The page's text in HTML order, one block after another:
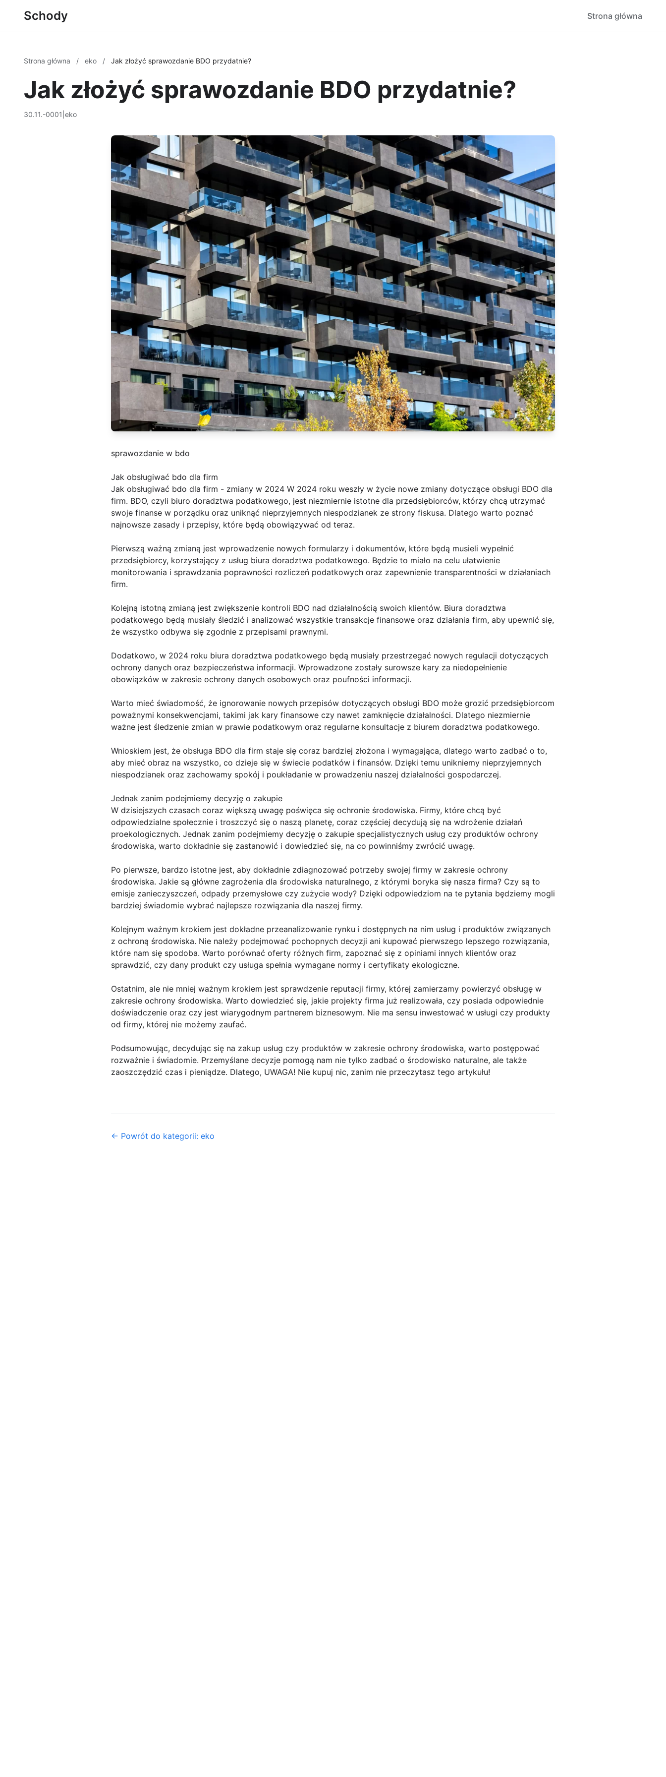
Schody Strona główna
Strona główna / eko / Jak złożyć sprawozdanie BDO przydatnie?
Jak złożyć sprawozdanie BDO przydatnie?
30.11.-0001 eko
sprawozdanie w bdo
Jak obsługiwać bdo dla firm
Jak obsługiwać bdo dla firm - zmiany w 2024 W 2024 roku weszły w życie nowe zmiany dotyczące obsługi BDO dla
firm. BDO, czyli biuro doradztwa podatkowego, jest niezmiernie istotne dla przedsiębiorców, którzy chcą utrzymać
swoje finanse w porządku oraz uniknąć nieprzyjemnych niespodzianek ze strony fiskusa. Dlatego warto poznać
najnowsze zasady i przepisy, które będą obowiązywać od teraz.
Pierwszą ważną zmianą jest wprowadzenie nowych formularzy i dokumentów, które będą musieli wypełnić
przedsiębiorcy, korzystający z usług biura doradztwa podatkowego. Będzie to miało na celu ułatwienie
monitorowania i sprawdzania poprawności rozliczeń podatkowych oraz zapewnienie transparentności w działaniach
firm.
Kolejną istotną zmianą jest zwiększenie kontroli BDO nad działalnością swoich klientów. Biura doradztwa
podatkowego będą musiały śledzić i analizować wszystkie transakcje finansowe oraz działania firm, aby upewnić się,
że wszystko odbywa się zgodnie z przepisami prawnymi.
Dodatkowo, w 2024 roku biura doradztwa podatkowego będą musiały przestrzegać nowych regulacji dotyczących
ochrony danych oraz bezpieczeństwa informacji. Wprowadzone zostały surowsze kary za niedopełnienie
obowiązków w zakresie ochrony danych osobowych oraz poufności informacji.
Warto mieć świadomość, że ignorowanie nowych przepisów dotyczących obsługi BDO może grozić przedsiębiorcom
poważnymi konsekwencjami, takimi jak kary finansowe czy nawet zamknięcie działalności. Dlatego niezmiernie
ważne jest śledzenie zmian w prawie podatkowym oraz regularne konsultacje z biurem doradztwa podatkowego.
Wnioskiem jest, że obsługa BDO dla firm staje się coraz bardziej złożona i wymagająca, dlatego warto zadbać o to,
aby mieć obraz na wszystko, co dzieje się w świecie podatków i finansów. Dzięki temu unikniemy nieprzyjemnych
niespodzianek oraz zachowamy spokój i poukładanie w prowadzeniu naszej działalności gospodarczej.
Jednak zanim podejmiemy decyzję o zakupie
W dzisiejszych czasach coraz większą uwagę poświęca się ochronie środowiska. Firmy, które chcą być
odpowiedzialne społecznie i troszczyć się o naszą planetę, coraz częściej decydują się na wdrożenie działań
proekologicznych. Jednak zanim podejmiemy decyzję o zakupie specjalistycznych usług czy produktów ochrony
środowiska, warto dokładnie się zastanowić i dowiedzieć się, na co powinniśmy zwrócić uwagę.
Po pierwsze, bardzo istotne jest, aby dokładnie zdiagnozować potrzeby swojej firmy w zakresie ochrony
środowiska. Jakie są główne zagrożenia dla środowiska naturalnego, z którymi boryka się nasza firma? Czy są to
emisje zanieczyszczeń, odpady przemysłowe czy zużycie wody? Dzięki odpowiedziom na te pytania będziemy mogli
bardziej świadomie wybrać najlepsze rozwiązania dla naszej firmy.
Kolejnym ważnym krokiem jest dokładne przeanalizowanie rynku i dostępnych na nim usług i produktów związanych
z ochroną środowiska. Nie należy podejmować pochopnych decyzji ani kupować pierwszego lepszego rozwiązania,
które nam się spodoba. Warto porównać oferty różnych firm, zapoznać się z opiniami innych klientów oraz
sprawdzić, czy dany produkt czy usługa spełnia wymagane normy i certyfikaty ekologiczne.
Ostatnim, ale nie mniej ważnym krokiem jest sprawdzenie reputacji firmy, której zamierzamy powierzyć obsługę w
zakresie ochrony środowiska. Warto dowiedzieć się, jakie projekty firma już realizowała, czy posiada odpowiednie
doświadczenie oraz czy jest wiarygodnym partnerem biznesowym. Nie ma sensu inwestować w usługi czy produkty
od firmy, której nie możemy zaufać.
Podsumowując, decydując się na zakup usług czy produktów w zakresie ochrony środowiska, warto postępować
rozważnie i świadomie. Przemyślane decyzje pomogą nam nie tylko zadbać o środowisko naturalne, ale także
zaoszczędzić czas i pieniądze. Dlatego, UWAGA! Nie kupuj nic, zanim nie przeczytasz tego artykułu!
← Powrót do kategorii: eko